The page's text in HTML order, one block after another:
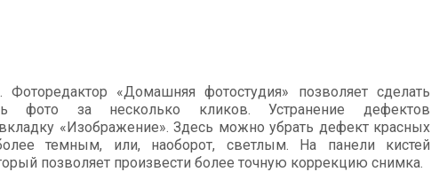
«Домашняя фотостудия» позволяет сделать
фото за несколько кликов. Устранение дефектов
«Изображение». Здесь можно убрать дефект красных
темным, или, наоборот, светлым. На панели кистей
позволяет произвести более точную коррекцию снимка.